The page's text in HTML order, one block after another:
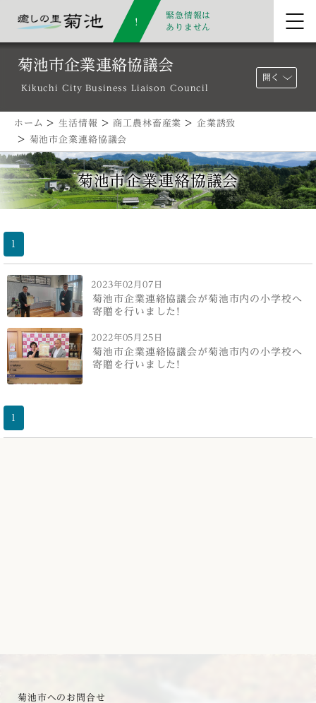
緊急情報は
ありません
菊池市企業連絡協議会
Kikuchi City Business Liaison Council
開く
ホーム >生活情報 >商工農林畜産業 > 企業誘致
>
菊池市企業連絡協議会
菊池市企業連絡協議会
1
2023年02月07日
菊池市企業連絡協議会が菊池市内の小学校へ
寄贈を行いました!
2022年05月25日
菊池市企業連絡協議会が菊池市内の小学校へ
寄贈を行いました!
菊池市へのお問合せ